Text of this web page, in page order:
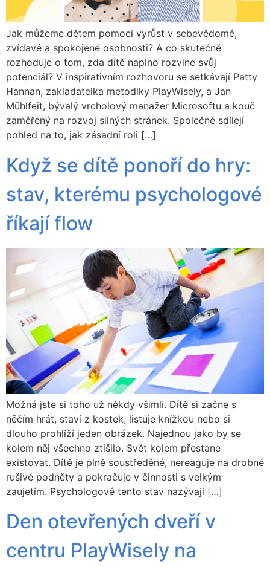
Jak můžeme dětem pomoci vyrůst v sebevědomé,
zvídavé a spokojené osobnosti? A co skutečně
rozhoduje o tom, zda dítě naplno rozvine svůj
potenciál? V inspirativním rozhovoru se setkávají Patty
Hannan, zakladatelka metodiky PlayWisely, a Jan
Mühlfeit, bývalý vrcholový manažer Microsoftu a kouč
zaměřený na rozvoj silných stránek. Společně sdílejí
pohled na to, jak zásadní roli […]
Když se dítě ponoří do hry:
stav, kterému psychologové
říkají flow
Možná jste si toho už někdy všimli. Dítě si začne s
něčím hrát, staví z kostek, listuje knížkou nebo si
dlouho prohlíží jeden obrázek. Najednou jako by se
kolem něj všechno ztišilo. Svět kolem přestane
existovat. Dítě je plně soustředěné, nereaguje na drobné
rušivé podněty a pokračuje v činnosti s velkým
zaujetím. Psychologové tento stav nazývají […]
Den otevřených dveří v
centru PlayWisely na